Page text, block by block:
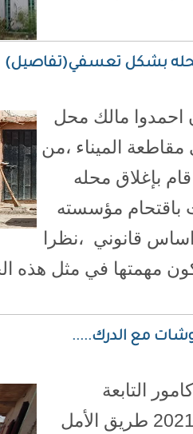
محله بشكل تعسفي(تفاصيل)
احمدوا مالك محل
الميناء ،من
بإغلاق محله
باقتحام مؤسسته
قانوني ،نظرا
مهمتها في مثل هذه
مع الدرك.....
التابعة
لمقاطعة كرو اليوم ال 17 أكتوبر 2021 طريق الأمل